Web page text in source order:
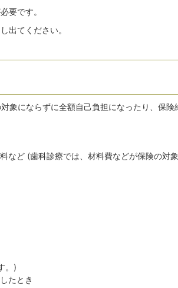
要です。
出てください。
象にならずに全額自己負担になったり、保険
など (歯科診療では、材料費などが保険の対
。)
たとき